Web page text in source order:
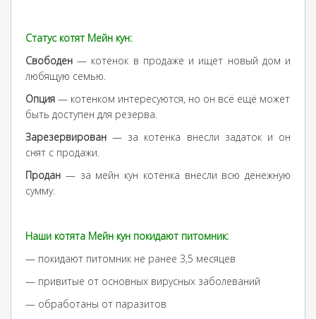
Статус котят Мейн кун:
Свободен— котенок в продаже и ищет новый дом и
любящую семью.
Опция — котенком интересуются, но он всё ещё может
быть доступен для резерва.
Зарезервирован — за котенка внесли задаток и он
снят с продажи.
Продан — за мейн кун котенка внесли всю денежную
сумму.
Наши котята Мейн кун покидают питомник:
— покидают питомник не ранее 3,5 месяцев
— привитые от основных вирусных заболеваний
— обработаны от паразитов